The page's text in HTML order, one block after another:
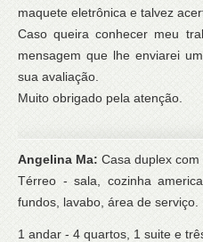
maquete eletrônica e talvez
Caso queira conhecer meu
mensagem que lhe enviarei
sua avaliação.
Muito obrigado pela atenção.
Angelina Ma: Casa duplex com
Térreo - sala, cozinha
fundos, lavabo, área de serviço.
1 andar - 4 quartos, 1 suite e